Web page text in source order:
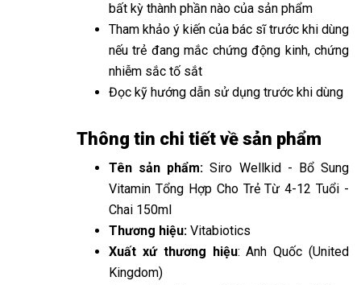
bất kỳ thành phần nào của sản phẩm
Tham khảo ý kiến của bác sĩ trước khi dùng
nếu trẻ đang mắc chứng động kinh, chứng
nhiễm sắc tố sắt
Đọc kỹ hướng dẫn sử dụng trước khi dùng
Thông tin chi tiết về sản phẩm
Tên sản phẩm:Siro Wellkid - Bổ Sung
Vitamin Tổng Hợp Cho Trẻ Từ 4-12 Tuổi -
Chai 150ml
Thương hiệu: Vitabiotics
Xuất xứ thương hiệu: Anh Quốc (United
Kingdom)